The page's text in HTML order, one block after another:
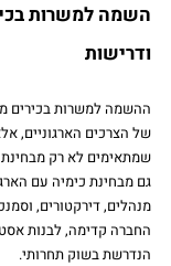
השמה למשרות
ודרישות
ההשמה למשרות בכירים
של הצרכים הארגוניים,
שמתאימים לא רק
גם מבחינת כימיה עם
מנהלים, דירקטורים,
החברה קדימה, לבנות
הנדרשת בשוק תחרותי.